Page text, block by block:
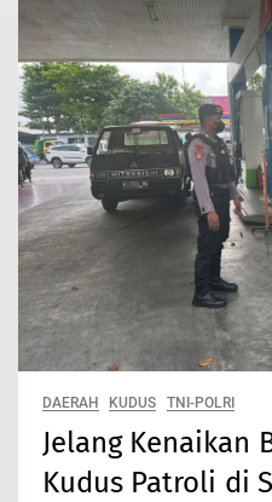
DAERAH KUDUS TNI-POLRI
Jelang Kenaikan
Kudus Patroli di